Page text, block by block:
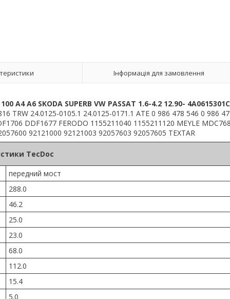
Інформація для замовлення
A6 SKODA SUPERB VW PASSAT 1.6-4.2 12.90- 4A0615301C
TRW 24.0125-0105.1 24.0125-0171.1 ATE 0 986 478 546 0 986
DDF1677 FERODO 1155211040 1155211120 MEYLE
92121000 92121003 92057603 92057605 TEXTAR
TecDoc
передний мост
288.0
46.2
25.0
23.0
68.0
112.0
15.4
5.0